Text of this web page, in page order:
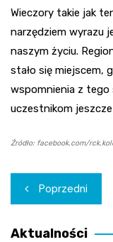
Wieczory takie jak
narzędziem wyrazu
naszym życiu.
stało się miejscem,
wspomnienia z
uczestnikom
Źródło: facebook.com/
Nawigacja
wpisu
Poprzedni
Aktualności